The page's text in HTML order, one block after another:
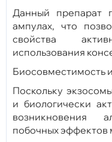
Данный препарат
ампулах, что
свойства
использования
Биосовместимость
Поскольку
и биологически
возникновения
побочных эффектов